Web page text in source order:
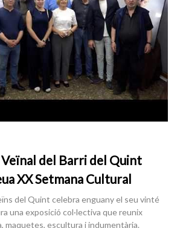
Veïnal del Barri del Quint
XX Setmana Cultural
del Quint celebra enguany el seu vinté
una exposició col·lectiva que reunix
maquetes, escultura i indumentària.